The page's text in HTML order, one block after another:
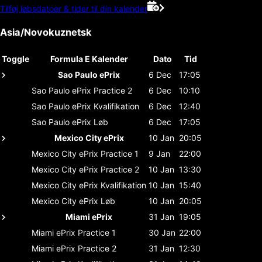
Tilføj løbsdatoer & tider til din kalender
Asia/Novokuznetsk
Toggle Formula E Kalender Dato
Tid
Sao Paulo ePrix
6 Dec
17:05
Sao Paulo ePrix Practice 2 6 Dec
10:10
Sao Paulo ePrix Kvalifikation 6 Dec
12:40
Sao Paulo ePrix Løb 6 Dec
17:05
Mexico City ePrix
10 Jan 20:05
Mexico City ePrix Practice 1 9 Jan
22:00
Mexico City ePrix Practice 2 10 Jan 13:30
Mexico City ePrix Kvalifikation 10 Jan 15:40
Mexico City ePrix Løb 10 Jan 20:05
Miami ePrix
31 Jan 19:05
Miami ePrix Practice 1 30 Jan 22:00
Miami ePrix Practice 2 31 Jan 12:30